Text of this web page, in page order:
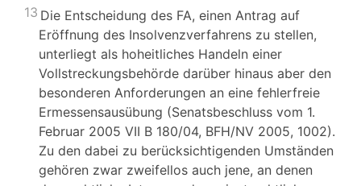
13 Die Entscheidung des FA, einen Antrag auf
Eröffnung des Insolvenzverfahrens zu stellen,
unterliegt als hoheitliches Handeln einer
Vollstreckungsbehörde darüber hinaus aber den
besonderen Anforderungen an eine fehlerfreie
Ermessensausübung (Senatsbeschluss vom 1.
Februar 2005 VII B 180/04, BFH/NV 2005, 1002).
Zu den dabei zu berücksichtigenden Umständen
gehören zwar zweifellos auch jene, an denen